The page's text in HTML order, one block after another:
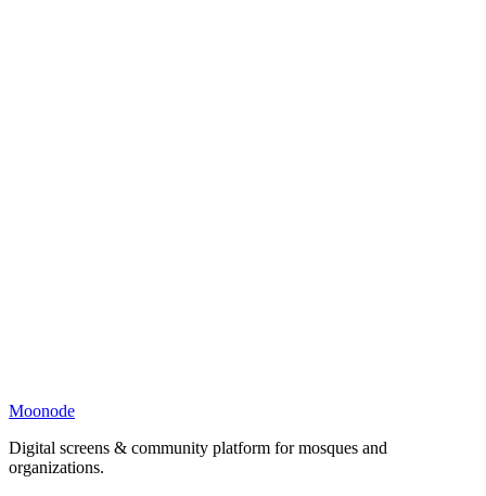
Moonode
Digital screens & community platform for mosques and
organizations.